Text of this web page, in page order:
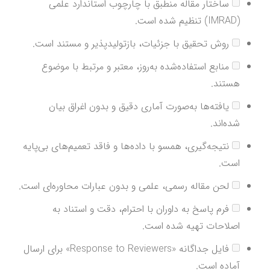
ساختار مقاله منطبق با چارچوب استاندارد علمی
(IMRAD) تنظیم شده است.
روش تحقیق با جزئیات، بازتولیدپذیر و مستند است.
منابع استفاده‌شده به‌روز، معتبر و مرتبط با موضوع
هستند.
یافته‌ها به‌صورت آماری دقیق و بدون اغراق بیان
شده‌اند.
نتیجه‌گیری، همسو با داده‌ها و فاقد تعمیم‌های بی‌پایه
است.
لحن مقاله رسمی، علمی و بدون عبارات محاوره‌ای است.
فرم پاسخ به داوران با احترام، دقت و استناد به
اصلاحات تهیه شده است.
فایل جداگانه «Response to Reviewers» برای ارسال
آماده است.